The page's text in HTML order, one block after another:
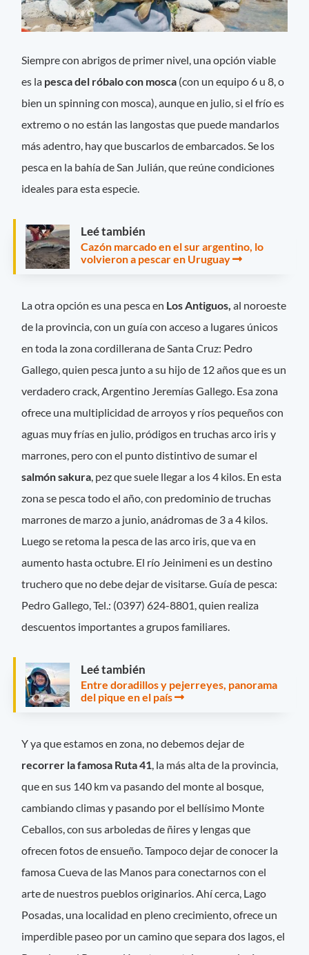
Siempre con abrigos de primer nivel, una opción viable
es la pesca del róbalo con mosca (con un equipo 6 u 8, o
bien un spinning con mosca), aunque en julio, si el frío es
extremo o no están las langostas que puede mandarlos
más adentro, hay que buscarlos de embarcados. Se los
pesca en la bahía de San Julián, que reúne condiciones
ideales para esta especie.
Leé también
Cazón marcado en el sur argentino, lo
volvieron a pescar en Uruguay
La otra opción es una pesca en Los Antiguos,al noroeste
de la provincia, con un guía con acceso a lugares únicos
en toda la zona cordillerana de Santa Cruz: Pedro
Gallego, quien pesca junto a su hijo de 12 años que es un
verdadero crack, Argentino Jeremías Gallego. Esa zona
ofrece una multiplicidad de arroyos y ríos pequeños con
aguas muy frías en julio, pródigos en truchas arco iris y
marrones, pero con el punto distintivo de sumar el
salmón sakura, pez que suele llegar a los 4 kilos. En esta
zona se pesca todo el año, con predominio de truchas
marrones de marzo a junio, anádromas de 3 a 4 kilos.
Luego se retoma la pesca de las arco iris, que va en
aumento hasta octubre. El río Jeinimeni es un destino
truchero que no debe dejar de visitarse. Guía de pesca:
Pedro Gallego, Tel.: (0397) 624-8801, quien realiza
descuentos importantes a grupos familiares.
Leé también
Entre doradillos y pejerreyes, panorama
del pique en el país
Y ya que estamos en zona, no debemos dejar de
recorrer la famosa Ruta 41, la más alta de la provincia,
que en sus 140 km va pasando del monte al bosque,
cambiando climas y pasando por el bellísimo Monte
Ceballos, con sus arboledas de ñires y lengas que
ofrecen fotos de ensueño. Tampoco dejar de conocer la
famosa Cueva de las Manos para conectarnos con el
arte de nuestros pueblos originarios. Ahí cerca, Lago
Posadas, una localidad en pleno crecimiento, ofrece un
imperdible paseo por un camino que separa dos lagos, el